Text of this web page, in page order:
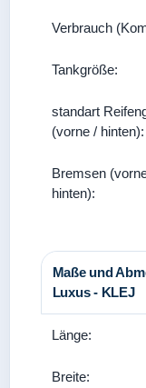
Verbrauch
Tankgröße:
standart
(vorne / hinten):
Bremsen
hinten):
Maße und
Luxus - KLEJ
Länge:
Breite: